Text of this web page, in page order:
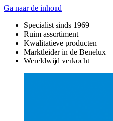
Ga naar de inhoud
Specialist sinds 1969
Ruim assortiment
Kwalitatieve producten
Marktleider in de Benelux
Wereldwijd verkocht